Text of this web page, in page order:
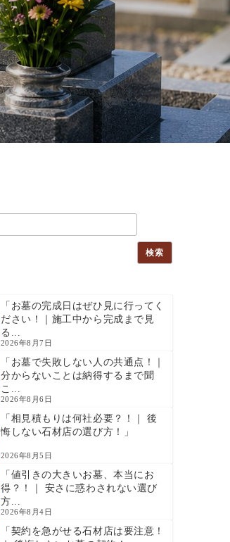
検索
「お墓の完成日はぜひ見に行ってく
ださい！｜施工中から完成まで見
る...
2026年8月7日
「お墓で失敗しない人の共通点！｜
分からないことは納得するまで聞
こ...
2026年8月6日
「相見積もりは何社必要？！｜ 後
悔しない石材店の選び方！」
2026年8月5日
「値引きの大きいお墓、本当にお
得？！｜ 安さに惑わされない選び
方...
2026年8月4日
「契約を急がせる石材店は要注意！